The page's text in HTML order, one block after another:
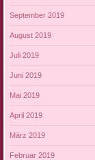
September 2019
August 2019
Juli 2019
Juni 2019
Mai 2019
April 2019
März 2019
Februar 2019